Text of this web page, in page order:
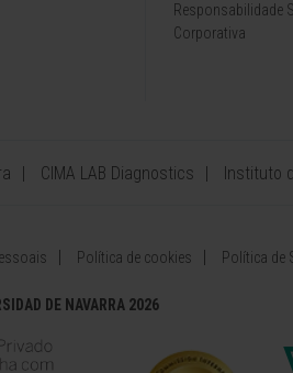
Responsabilidade
Corporativa
CIMA LAB Diagnostics Instituto
Política de cookies Política de
DE NAVARRA 2026